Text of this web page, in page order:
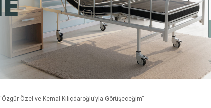
Özel ve Kemal Kılıçdaroğlu’yla Görüşeceğim”